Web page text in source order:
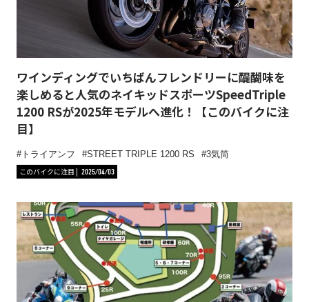
ワインディングでいちばんフレンドリーに醍醐味を
楽しめると人気のネイキッドスポーツSpeedTriple
1200 RSが2025年モデルへ進化！【このバイクに注
目】
トライアンフ STREET TRIPLE 1200 RS
3気筒
このバイクに注目
2025/04/03